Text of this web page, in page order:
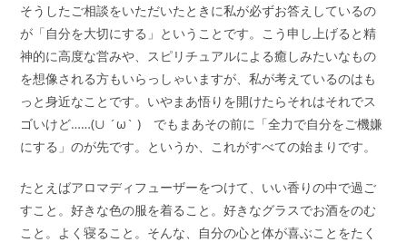
そうしたご相談をいただいたときに私が必ずお答えしているの
が「自分を大切にする」ということです。こう申し上げると精
神的に高度な営みや、スピリチュアルによる癒しみたいなもの
を想像される方もいらっしゃいますが、私が考えているのはも
っと身近なことです。いやまあ悟りを開けたらそれはそれでス
ゴいけど……(∪ ´ω` ) でもまあその前に「全力で自分をご機嫌
にする」のが先です。というか、これがすべての始まりです。
たとえばアロマディフューザーをつけて、いい香りの中で過ご
すこと。好きな色の服を着ること。好きなグラスでお酒をのむ
こと。よく寝ること。そんな、自分の心と体が喜ぶことをたく